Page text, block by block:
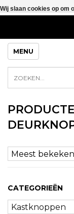
MENU
CATEGORIEËN
Wij slaan cookies op om